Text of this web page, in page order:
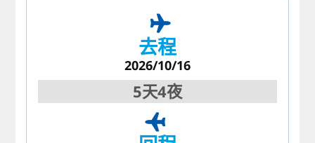
去程
2026/10/16
5天4夜